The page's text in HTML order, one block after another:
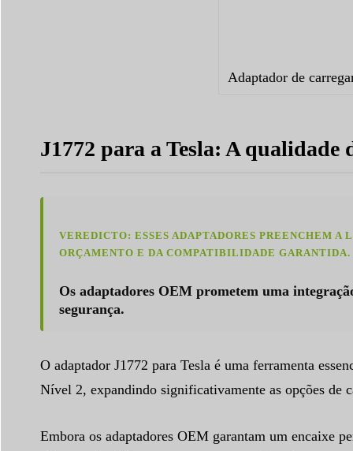
Adaptador de
J1772 para a Tesla: A qualidade
VEREDICTO: ESSES ADAPTADORES PREENCHEM A
ORÇAMENTO E DA COMPATIBILIDADE GARANTIDA.
Os adaptadores OEM prometem uma
segurança.
O adaptador J1772 para Tesla é uma ferramenta
Nível 2, expandindo significativamente as opções de
Embora os adaptadores OEM garantam um encaixe